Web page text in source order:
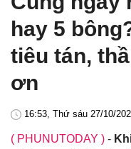
hay 5
tiêu tán,
ơn
16:53, Thứ sáu 27/10/
( PHUNUTODAY ) -